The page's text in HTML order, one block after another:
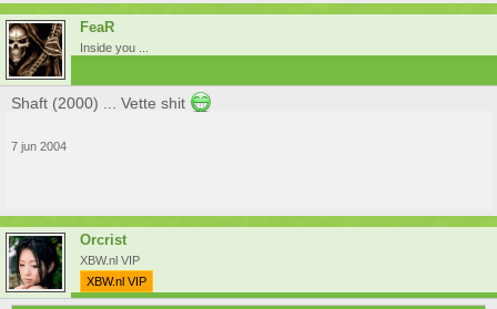
FeaR
Inside you ...
Shaft (2000) ... Vette shit
7 jun 2004
Orcrist
XBW.nl VIP
XBW.nl VIP